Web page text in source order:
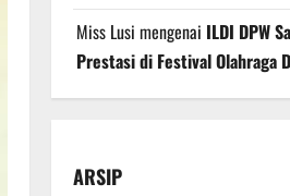
Miss Lusi mengenai ILDI DPW
Prestasi di Festival Olahraga
ARSIP